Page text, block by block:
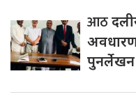
आठ
पुनर्लेखन